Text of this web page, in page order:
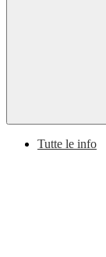
Tutte le info